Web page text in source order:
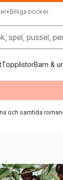
• Billiga böcker
spel, pussel,
TopplistorBarn &
och samtida